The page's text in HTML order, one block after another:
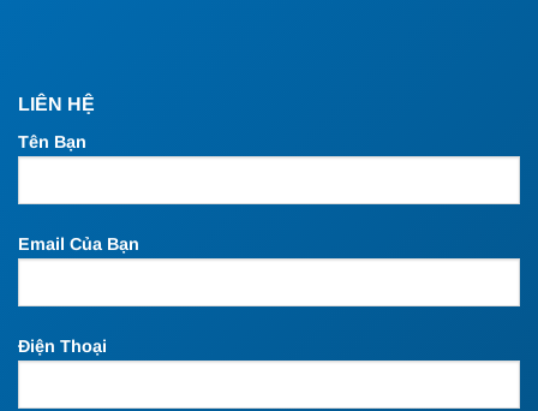
LIÊN HỆ
Tên Bạn
Email Của Bạn
Điện Thoại